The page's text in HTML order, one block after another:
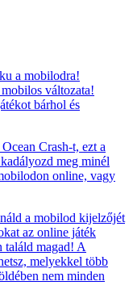
a mobilodra!
változata!
bárhol és
Crash-t, ezt a
meg minél
online, vagy
a mobilod kijelzőjét
az online játék
találd magad! A
melyekkel több
nem minden